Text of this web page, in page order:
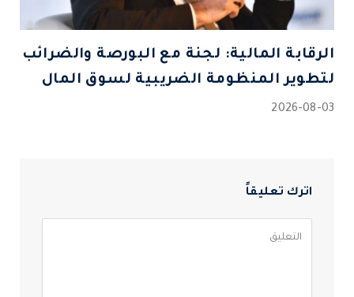
الرقابة المالية: لجنة مع البورصة والضرائب
لتطوير المنظومة الضريبية لسوق المال
2026-08-03
اترك تعليقاً